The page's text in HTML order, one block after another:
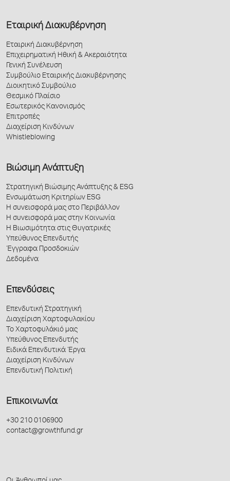
Εταιρική Διακυβέρνηση
Εταιρική Διακυβέρνηση
Επιχειρηματική Ηθική & Ακεραιότητα
Γενική Συνέλευση
Συμβούλιο Εταιρικής Διακυβέρνησης
Διοικητικό Συμβούλιο
Θεσμικό Πλαίσιο
Εσωτερικός Κανονισμός
Επιτροπές
Διαχείριση Κινδύνων
Whistleblowing
Βιώσιμη Ανάπτυξη
Στρατηγική Βιώσιμης Ανάπτυξης & ESG
Ενσωμάτωση Κριτηρίων ESG
Η συνεισφορά μας στο Περιβάλλον
Η συνεισφορά μας στην Κοινωνία
Η Βιωσιμότητα στις Θυγατρικές
Υπεύθυνος Επενδυτής
Έγγραφα Προσδοκιών
Δεδομένα
Επενδύσεις
Επενδυτική Στρατηγική
Διαχείριση Χαρτοφυλακίου
Το Χαρτοφυλάκιό μας
Υπεύθυνος Επενδυτής
Ειδικά Επενδυτικά Έργα
Διαχείριση Κινδύνων
Επενδυτική Πολιτική
Επικοινωνία
+30 210 0106900
contact@growthfund.gr